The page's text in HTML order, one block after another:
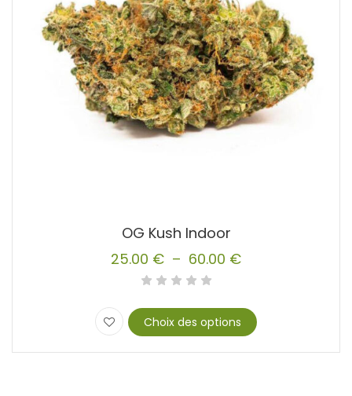
OG Kush Indoor
25.00 € – 60.00 €
Choix des options